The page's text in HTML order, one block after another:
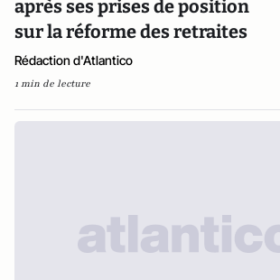
après ses prises de position
sur la réforme des retraites
Rédaction d'Atlantico
1 min de lecture